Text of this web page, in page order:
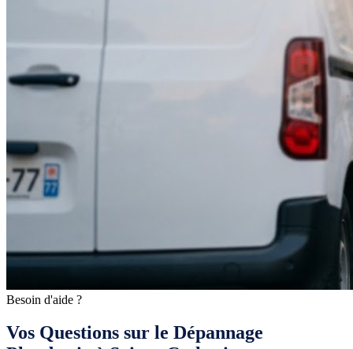
Besoin d'aide ?
Vos Questions sur le Dépannage